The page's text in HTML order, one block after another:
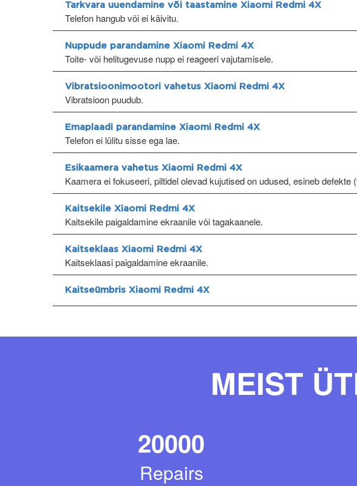
Tarkvara uuendamine või taastamine Xiaomi Redmi 4X
Telefon hangub või ei käivitu.
Nuppude parandamine Xiaomi Redmi 4X
Toite- või helitugevuse nupp ei reageeri vajutamisele.
Vibratsioonimootori vahetus Xiaomi Redmi 4X
Vibratsioon puudub.
Emaplaadi parandamine Xiaomi Redmi 4X
Telefon ei lülitu sisse ega lae.
Esikaamera vahetus Xiaomi Redmi 4X
Kaamera ei fokuseeri, piltidel olevad kujutised on udused, esineb defekte
Kaitsekile Xiaomi Redmi 4X
Kaitsekile paigaldamine ekraanile või tagakaanele.
Kaitseklaas Xiaomi Redmi 4X
Kaitseklaasi paigaldamine ekraanile.
Kaitseümbris Xiaomi Redmi 4X
MEIST
20000
Repairs